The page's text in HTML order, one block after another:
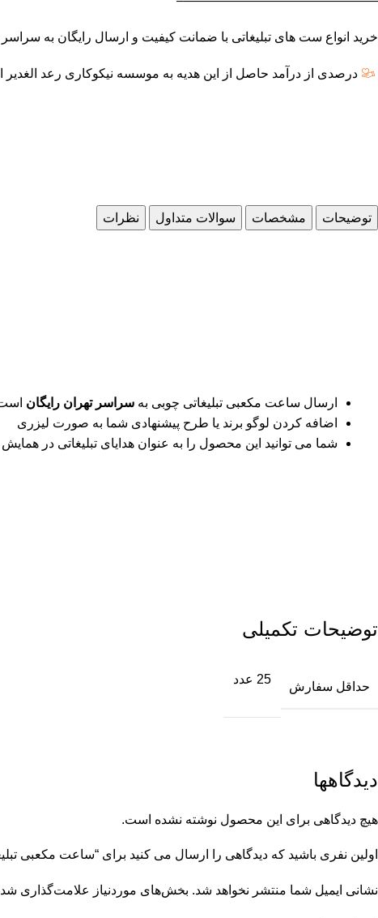
خرید انواع ست های تبلیغاتی با ضمانت کیفیت و ارسال رایگان به سراسر تهران
درصدی از درآمد حاصل از این هدیه به موسسه نیکوکاری رعد الغدیر
توضیحات مشخصات سوالات متداول نظرات
ارسال ساعت مکعبی تبلیغاتی چوبی به سراسر تهران رایگان
اضافه کردن لوگو برند یا طرح پیشنهادی شما به صورت لیزری
شما می توانید این محصول را به عنوان هدایای تبلیغاتی در همایش
توضیحات تکمیلی
حداقل سفارش
25 عدد
دیدگاهها
هیچ دیدگاهی برای این محصول نوشته نشده است.
اولین نفری باشید که دیدگاهی را ارسال می کنید برای “ساعت مکعبی
نشانی ایمیل شما منتشر نخواهد شد. بخش‌های موردنیاز علامت‌گذاری